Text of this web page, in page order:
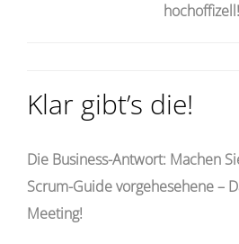
hochoffizell!
Klar gibt’s die!
Die Business-Antwort: Machen
Scrum-Guide vorgehesehene –
Meeting!